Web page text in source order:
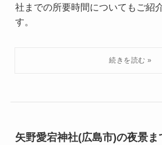
社までの所要時間についてもご紹
す。
矢野愛宕神社(広島市)の夜景